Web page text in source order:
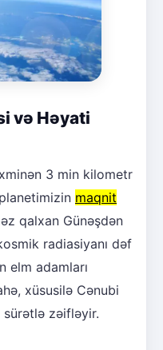
və Həyati
3 min kilometr
maqnit
qalxan Günəşdən
radiasiyanı dəf
elm adamları
xüsusilə Cənubi
zəifləyir.